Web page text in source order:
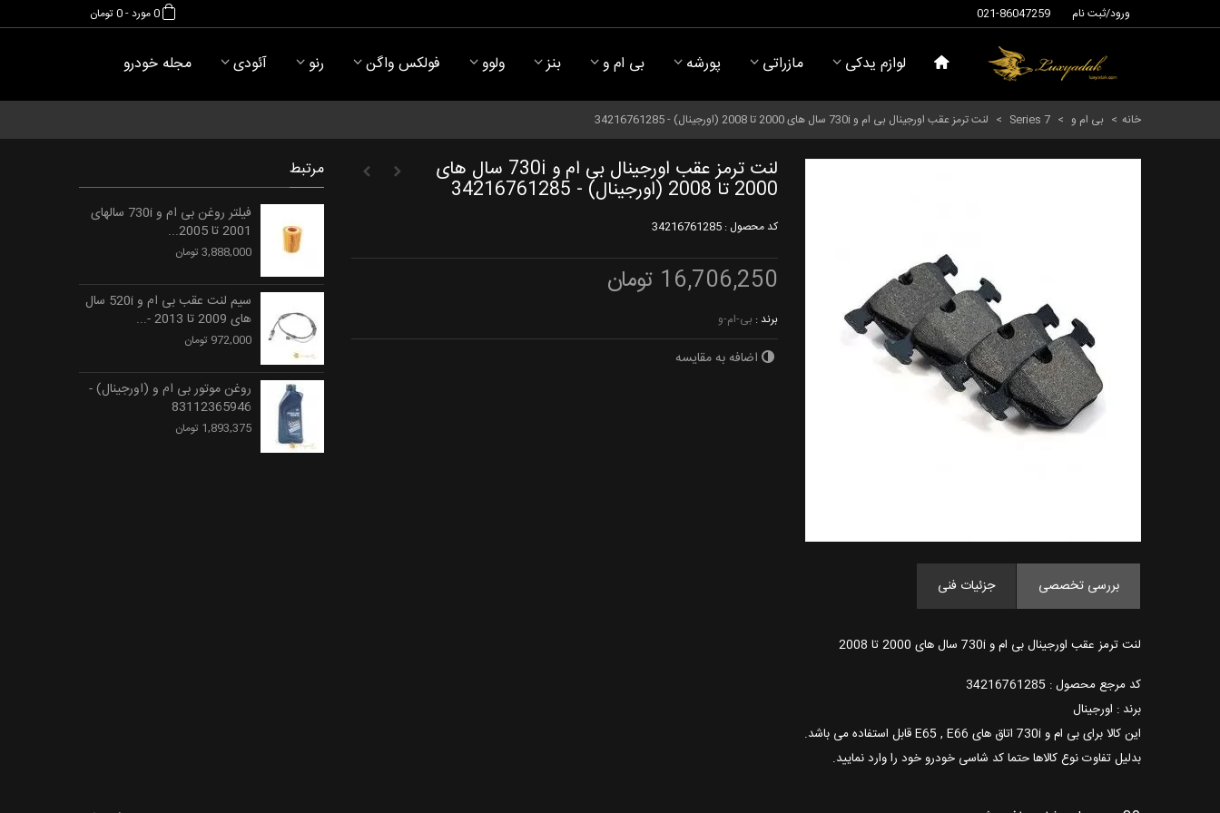
021-86047259 ورود/ثبت نام 0مورد-0 تومان
لوازم یدکی مازراتی پورشه بی ام و بنز ولوو فولکس واگن رنو آئودی مجله خودرو
خانه > بی ام و >
Series 7
> لنت ترمز عقب اورجینال بی ام و 730i سال های 2000 تا 2008 (اورجینال) - 34216761285
لنت ترمز عقب اورجینال بی ام و 730i سال های
2000 تا 2008 (اورجینال) - 34216761285
کد محصول : 34216761285
16,706,250 تومان
برند : بی-ام-و
اضافه به مقایسه
مرتبط
فیلتر روغن بی ام و 730i سالهای
2001 تا 2005...
3,888,000 تومان
سیم لنت عقب بی ام و 520i سال
های 2009 تا 2013 -...
972,000 تومان
روغن موتور بی ام و (اورجینال) -
83112365946
1,893,375 تومان
بررسی تخصصی جزئیات فنی
لنت ترمز عقب اورجینال بی ام و 730i سال های 2000 تا 2008
کد مرجع محصول : 34216761285
برند : اورجینال
این کالا برای بی ام و 730i اتاق های E65 , E66 قابل استفاده می باشد.
بدلیل تفاوت نوع کالاها حتما کد شاسی خودرو خود را وارد نمایید.